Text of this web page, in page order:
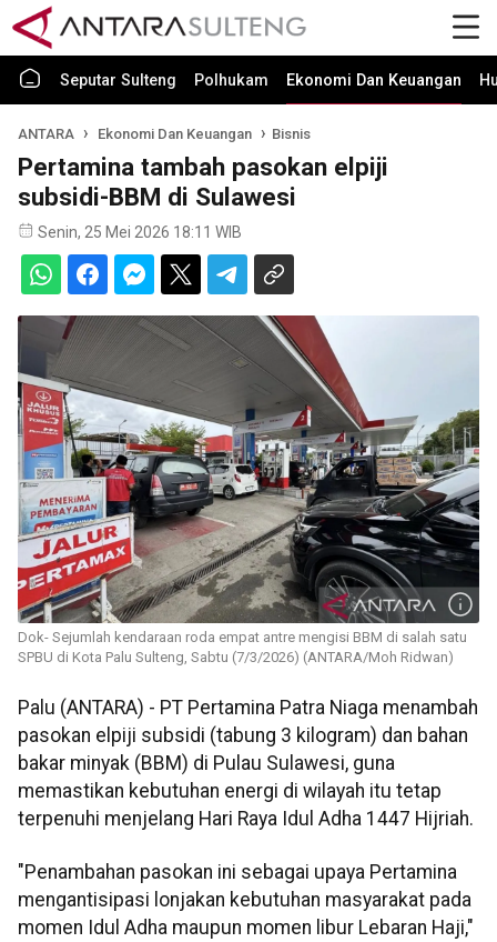
Seputar Sulteng Polhukam Ekonomi Dan Keuangan
ANTARA Ekonomi Dan Keuangan Bisnis
Pertamina tambah pasokan elpiji
subsidi-BBM di Sulawesi
Senin, 25 Mei 2026 18:11 WIB
Dok- Sejumlah kendaraan roda empat antre mengisi BBM di salah satu
SPBU di Kota Palu Sulteng, Sabtu (7/3/2026) (ANTARA/Moh Ridwan)
Palu (ANTARA) - PT Pertamina Patra Niaga menambah
pasokan elpiji subsidi (tabung 3 kilogram) dan bahan
bakar minyak (BBM) di Pulau Sulawesi, guna
memastikan kebutuhan energi di wilayah itu tetap
terpenuhi menjelang Hari Raya Idul Adha 1447 Hijriah.
"Penambahan pasokan ini sebagai upaya Pertamina
mengantisipasi lonjakan kebutuhan masyarakat pada
momen Idul Adha maupun momen libur Lebaran Haji,"